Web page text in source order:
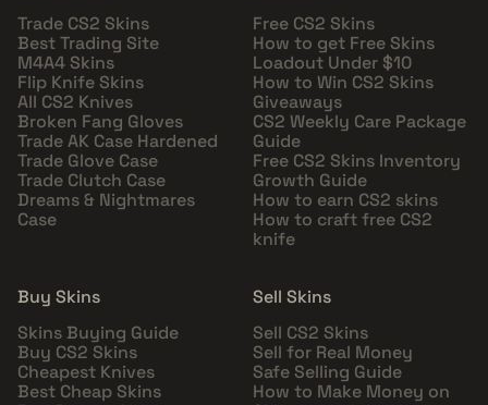
Trade CS2 Skins
Best Trading Site
M4A4 Skins
Flip Knife Skins
All CS2 Knives
Broken Fang Gloves
Trade AK Case Hardened
Trade Glove Case
Trade Clutch Case
Dreams & Nightmares
Case
Free CS2 Skins
How to get Free Skins
Loadout Under $10
How to Win CS2 Skins
Giveaways
CS2 Weekly Care Package
Guide
Free CS2 Skins Inventory
Growth Guide
How to earn CS2 skins
How to craft free CS2
knife
Buy Skins
Skins Buying Guide
Buy CS2 Skins
Cheapest Knives
Best Cheap Skins
Sell Skins
Sell CS2 Skins
Sell for Real Money
Safe Selling Guide
How to Make Money on